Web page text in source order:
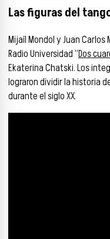
Las figuras del
Mijaíl Mondol y Juan
Radio Universidad “Dos
Ekaterina Chatski. Los
lograron dividir la historia
durante el siglo XX.